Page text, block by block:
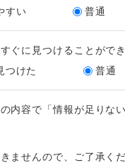
すい
普通
ぐに見つけることがで
つけた
普通
内容で「情報が足りな
ませんので、ご了承くだ